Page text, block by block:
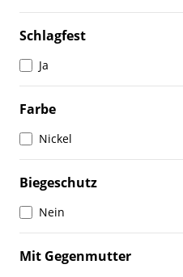
Schlagfest
Ja
Farbe
Nickel
Biegeschutz
Nein
Mit Gegenmutter